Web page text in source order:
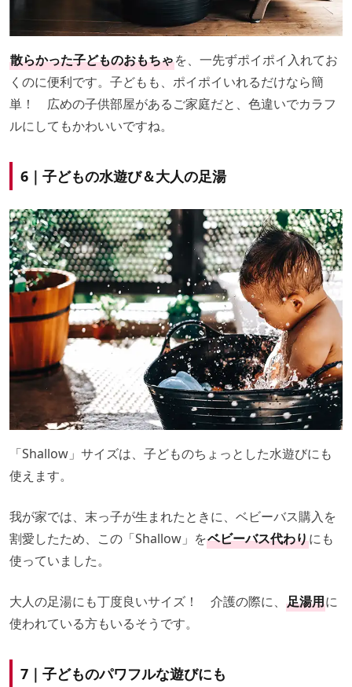
散らかった子どものおもちゃを、一先ずポイポイ入れてお
くのに便利です。子どもも、ポイポイいれるだけなら簡
単！ 広めの子供部屋があるご家庭だと、色違いでカラフ
ルにしてもかわいいですね。
6｜子どもの水遊び＆大人の足湯
「Shallow」サイズは、子どものちょっとした水遊びにも
使えます。
我が家では、末っ子が生まれたときに、ベビーバス購入を
割愛したため、この「Shallow」をベビーバス代わりにも
使っていました。
大人の足湯にも丁度良いサイズ！ 介護の際に、 足湯用に
使われている方もいるそうです。
7｜子どものパワフルな遊びにも